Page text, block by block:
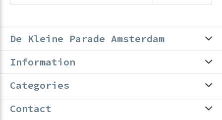
De Kleine Parade Amsterdam
Information
Categories
Contact